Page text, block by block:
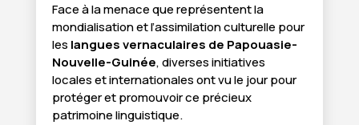
Face à la menace que représentent la
mondialisation et l’assimilation culturelle pour
les langues vernaculaires de Papouasie-
Nouvelle-Guinée, diverses initiatives
locales et internationales ont vu le jour pour
protéger et promouvoir ce précieux
patrimoine linguistique.